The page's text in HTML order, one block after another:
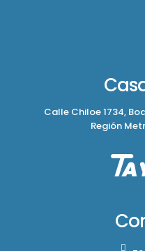
Calle Chiloe 1734,
Región